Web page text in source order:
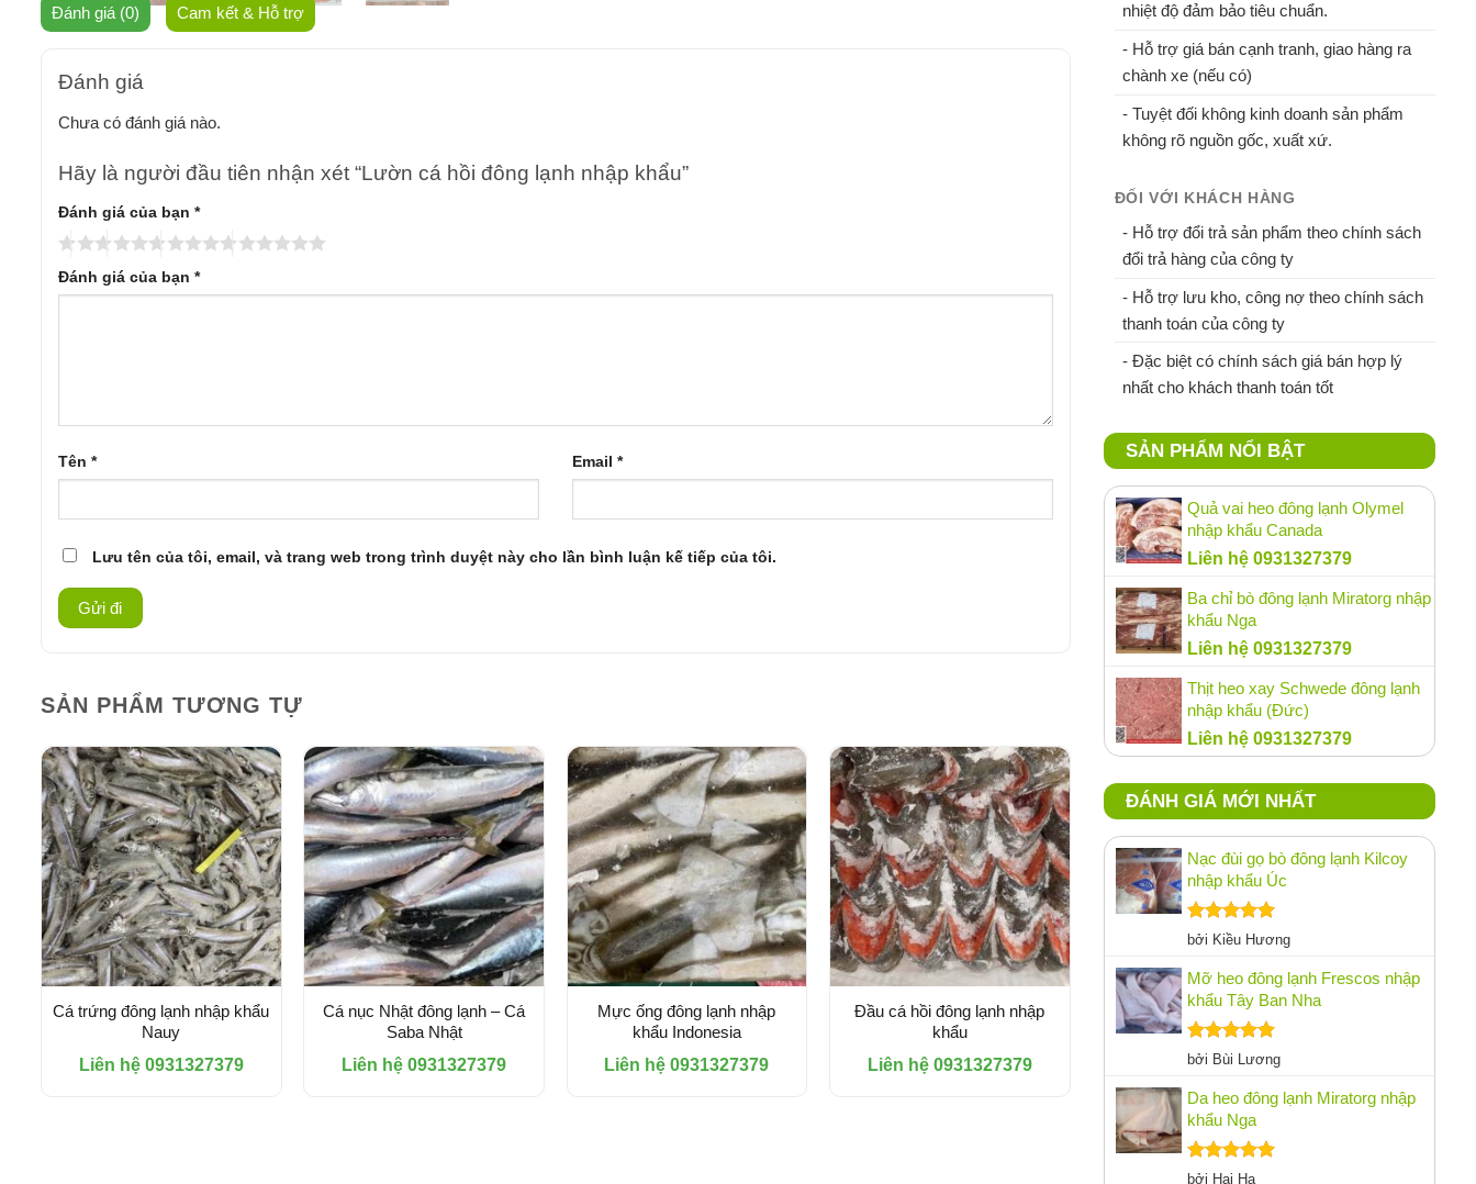
nhiệt độ đảm bảo tiêu chuẩn.
- Hỗ trợ giá bán cạnh tranh, giao hàng ra
chành xe (nếu có)
- Tuyệt đối không kinh doanh sản phẩm
không rõ nguồn gốc, xuất xứ.
ĐỐI VỚI KHÁCH HÀNG
- Hỗ trợ đổi trả sản phẩm theo chính sách
đổi trả hàng của công ty
- Hỗ trợ lưu kho, công nợ theo chính sách
thanh toán của công ty
- Đặc biệt có chính sách giá bán hợp lý
nhất cho khách thanh toán tốt
SẢN PHẨM NỔI BẬT
Quả vai heo đông lạnh Olymel
nhập khẩu Canada
Liên hệ 0931327379
Ba chỉ bò đông lạnh Miratorg nhập
khẩu Nga
Liên hệ 0931327379
Thịt heo xay Schwede đông lạnh
nhập khẩu (Đức)
Liên hệ 0931327379
ĐÁNH GIÁ MỚI NHẤT
Nạc đùi gọ bò đông lạnh Kilcoy
nhập khẩu Úc
Được xếp
sao
bởi Kiều Hương
Mỡ heo đông lạnh Frescos nhập
khẩu Tây Ban Nha
Được xếp
sao
bởi Bùi Lương
Da heo đông lạnh Miratorg nhập
khẩu Nga
Được xếp
bởi Hai Ha
Đánh giá (0) Cam kết & Hỗ trợ
Đánh giá
Chưa có đánh giá nào.
Hãy là người đầu tiên nhận xét “Lườn cá hồi đông lạnh nhập khẩu”
Đánh giá của bạn *
Đánh giá của bạn *
Tên * Email *
Lưu tên của tôi, email, và trang web trong trình duyệt này cho lần bình luận kế tiếp của tôi.
SẢN PHẨM TƯƠNG TỰ
Cá trứng đông lạnh nhập khẩu
Nauy
Liên hệ 0931327379
Cá nục Nhật đông lạnh – Cá
Saba Nhật
Liên hệ 0931327379
Mực ống đông lạnh nhập
khẩu Indonesia
Liên hệ 0931327379
Đầu cá hồi đông lạnh nhập
khẩu
Liên hệ 0931327379